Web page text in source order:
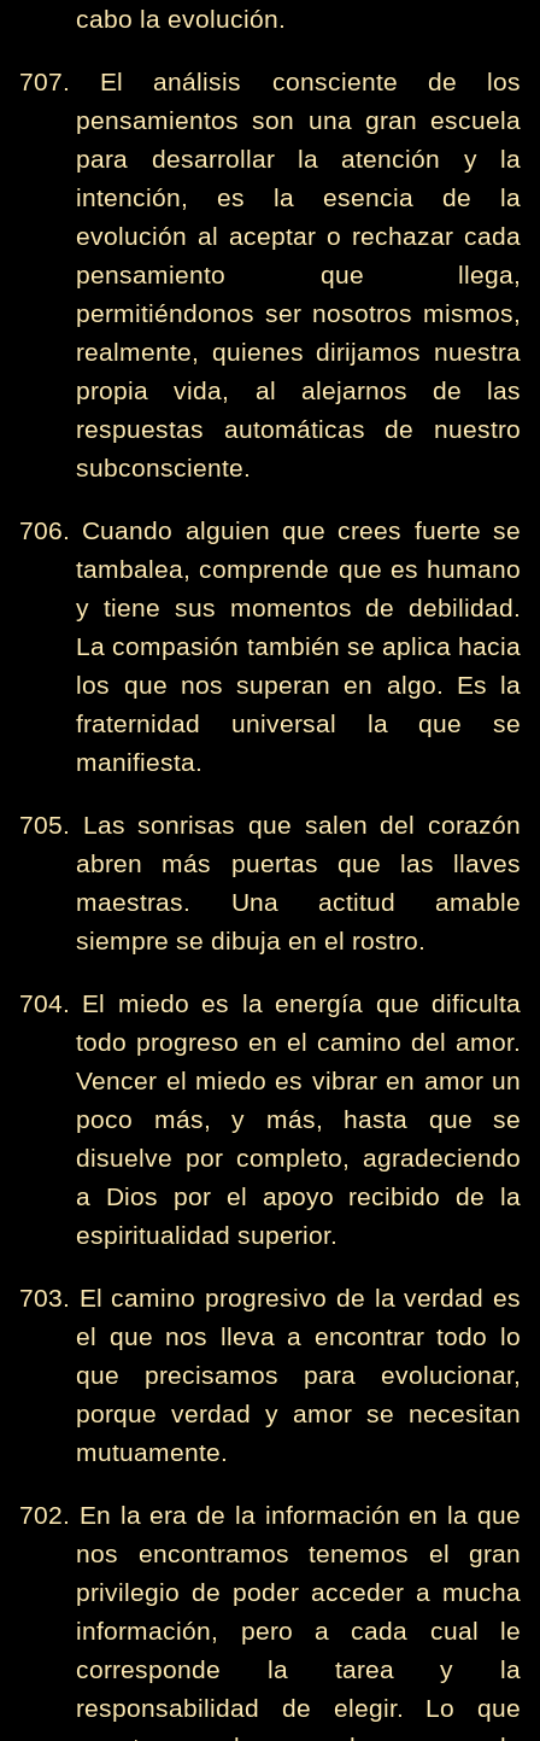
cabo la evolución.
707. El análisis consciente de los
pensamientos son una gran escuela
para desarrollar la atención y la
intención, es la esencia de la
evolución al aceptar o rechazar cada
pensamiento que llega,
permitiéndonos ser nosotros mismos,
realmente, quienes dirijamos nuestra
propia vida, al alejarnos de las
respuestas automáticas de nuestro
subconsciente.
706. Cuando alguien que crees fuerte se
tambalea, comprende que es humano
y tiene sus momentos de debilidad.
La compasión también se aplica hacia
los que nos superan en algo. Es la
fraternidad universal la que se
manifiesta.
705. Las sonrisas que salen del corazón
abren más puertas que las llaves
maestras. Una actitud amable
siempre se dibuja en el rostro.
704. El miedo es la energía que dificulta
todo progreso en el camino del amor.
Vencer el miedo es vibrar en amor un
poco más, y más, hasta que se
disuelve por completo, agradeciendo
a Dios por el apoyo recibido de la
espiritualidad superior.
703. El camino progresivo de la verdad es
el que nos lleva a encontrar todo lo
que precisamos para evolucionar,
porque verdad y amor se necesitan
mutuamente.
702. En la era de la información en la que
nos encontramos tenemos el gran
privilegio de poder acceder a mucha
información, pero a cada cual le
corresponde la tarea y la
responsabilidad de elegir. Lo que